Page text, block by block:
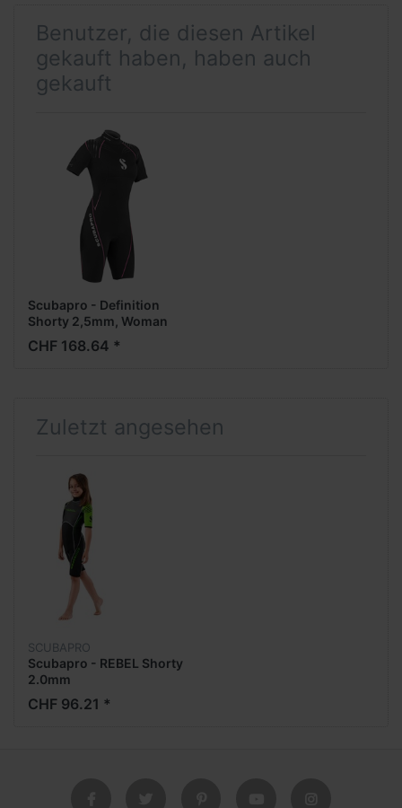
Benutzer, die diesen Artikel
gekauft haben, haben auch
gekauft
Scubapro - Definition
Shorty 2,5mm, Woman
CHF 168.64 *
Zuletzt angesehen
SCUBAPRO
Scubapro - REBEL Shorty
2.0mm
CHF 96.21 *